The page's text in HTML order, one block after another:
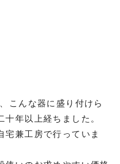
年以上経ちました。
宅兼工房で行っていま